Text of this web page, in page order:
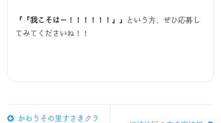
『『我こそはー！！！！！！』』
という方、ぜひ応募し
てみてくださいね！！
かわうその里すさきクラ